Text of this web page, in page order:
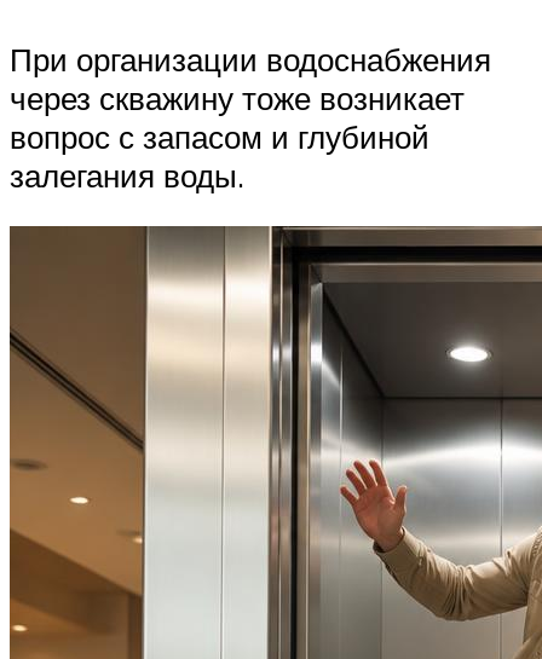
При организации водоснабжения
через скважину тоже возникает
вопрос с запасом и глубиной
залегания воды.